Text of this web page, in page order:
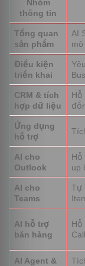
(LLMs) tiên tiến
tự động hóa
các bước tiếp
hóa dữ liệu đầu
của thông tin
Microsoft
năng gì nổi
Microsoft Copilot
năng”, trực tiếp
rào cản giữa các
dữ liệu. Dưới
sức mạnh của
Tối ưu hóa
trên Outlook)
Nhóm
thông tin
Tổng quan
sản phẩm
AI
Điều kiện
triển khai
CRM & tích
hợp dữ liệu
Hỗ
Ứng dụng
hỗ trợ
AI cho
Outlook
Hỗ
up
AI cho
Teams
Tự
AI hỗ trợ
bán hàng
Hỗ
AI Agent &